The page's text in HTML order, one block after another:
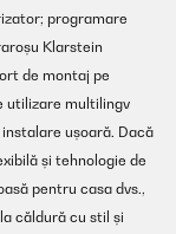
programare
Klarstein
de montaj pe
utilizare multilingv
ușoară. Dacă
și tehnologie de
pentru casa dvs.,
căldură cu stil și